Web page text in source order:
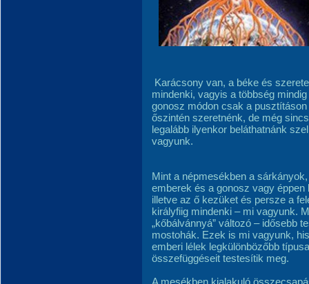
Karácsony van, a béke és
mindenki, vagyis a többség
gonosz módon csak a
őszintén szeretnénk, de még
legalább ilyenkor beláthatnánk
vagyunk.
Mint a népmesékben a
emberek és a gonosz vagy
illetve az ő kezüket és persze a
királyfiig mindenki – mi vagyunk.
„kőbálvánnyá” változó – idősebb
mostohák. Ezek is mi vagyunk,
emberi lélek legkülönbözőbb
összefüggéseit testesítik meg.
A mesékben kialakuló